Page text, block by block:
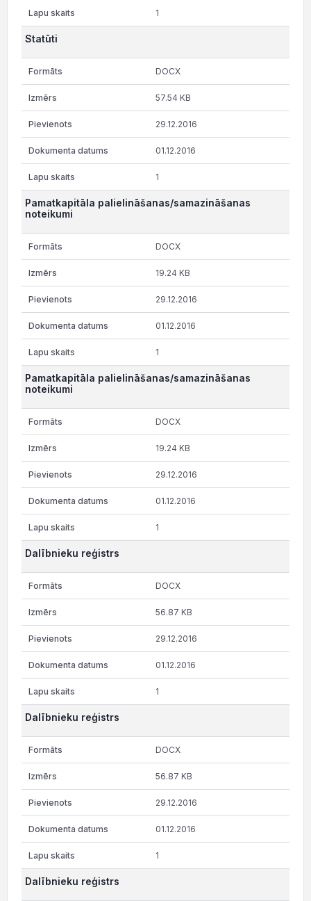
1
Statūti
DOCX
57.54 KB
29.12.2016
01.12.2016
1
Pamatkapitāla palielināšanas/samazināšanas
noteikumi
DOCX
19.24 KB
29.12.2016
01.12.2016
1
Pamatkapitāla palielināšanas/samazināšanas
noteikumi
DOCX
19.24 KB
29.12.2016
01.12.2016
1
Dalībnieku reģistrs
DOCX
56.87 KB
29.12.2016
01.12.2016
1
Dalībnieku reģistrs
DOCX
56.87 KB
29.12.2016
01.12.2016
1
Dalībnieku reģistrs